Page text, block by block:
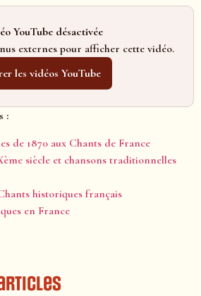
YouTube désactivée
externes pour afficher cette vidéo.
les vidéos YouTube
:
de 1870 aux Chants de France
siècle et chansons traditionnelles
historiques français
en France